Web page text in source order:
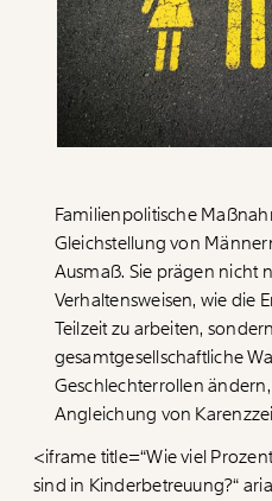
Koalitions-
Care-Rechner
Pflegerechner
Parlagram
Über uns
Jahresberichte
Pressebereich
Jobs &
Familienpolitische
Gleichstellung von
Ausmaß. Sie prägen nicht
Verhaltensweisen, wie die
Teilzeit zu arbeiten,
gesamtgesellschaftliche
Geschlechterrollen
Angleichung von
<iframe title=“Wie viel
sind in Kinderbetreuung?“